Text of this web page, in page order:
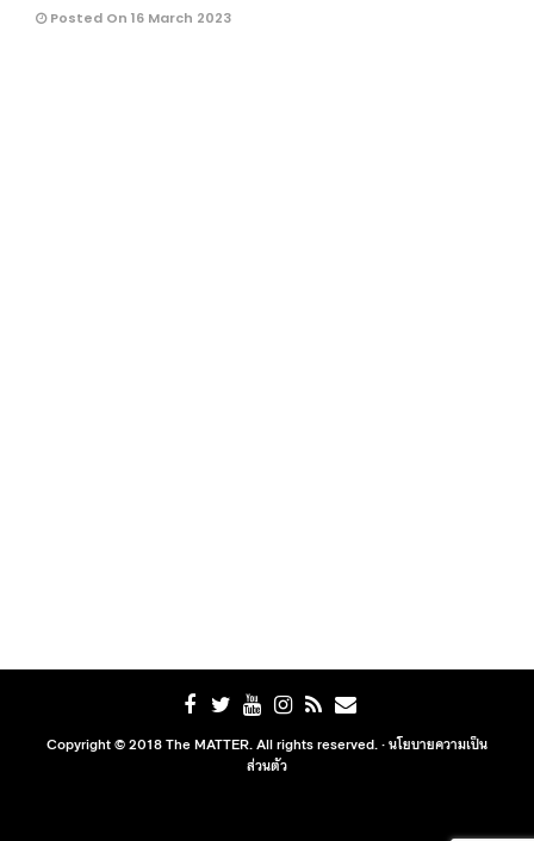
Posted On 16 March 2023
Copyright © 2018 The MATTER. All rights reserved. ·นโยบายความเป็น
ส่วนตัว